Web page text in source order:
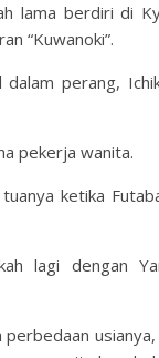
lama berdiri di
“Kuwanoki”.
perang,
pekerja wanita.
ketika
lagi dengan